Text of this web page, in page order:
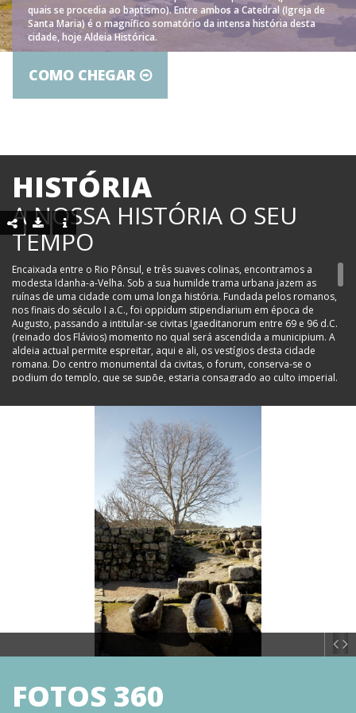
quais se procedia ao baptismo). Entre ambos a Catedral (Igreja de
Santa Maria) é o magnífico somatório da intensa história desta
cidade, hoje Aldeia Histórica.
COMO CHEGAR
HISTÓRIA
A NOSSA HISTÓRIA O SEU
TEMPO
Encaixada entre o Rio Pônsul, e três suaves colinas, encontramos a
modesta Idanha-a-Velha. Sob a sua humilde trama urbana jazem as
ruínas de uma cidade com uma longa história. Fundada pelos romanos,
nos finais do século I a.C., foi oppidum stipendiarium em época de
Augusto, passando a intitular-se civitas Igaeditanorum entre 69 e 96 d.C.
(reinado dos Flávios) momento no qual será ascendida a municipium. A
aldeia actual permite espreitar, aqui e ali, os vestígios desta cidade
romana. Do centro monumental da civitas, o forum, conserva-se o
podium do templo, que se supõe, estaria consagrado ao culto imperial.
conservam importantes vestígios. E é sobre o velho templo que se
construirá, em época medieval, a torre templária. Das casas da cidade
identificaram-se algumas, compostas por um pátio central, e delas se
deixou memória desenhada no pavimento junto à Porta Norte. Por baixo
do antigo Posto de Turismo, e junto à antiga Catedral (Igreja de Santa
Maria) foram surgindo os alinhamentos de outras domus, ainda que
duma delas, por baixo do Arquivo Epigráfico, se pode hoje visitar o
peristylum (pátio central) decorado com afrescos. Fora das muralhas
tardias (século III/IV d.C.) são visíveis os vestígios de umas termas
públicas e a ponte sobre o Pônsul. É esta muralha, construída com
colunas, epígrafes e frisos da cidade imperial, que hoje podemos visitar.
Tinha torres circulares e ao menos duas portas, a Norte e a Sul, esta
última recentemente redescoberta. Pouco tempo depois da construção
desta muralha a cidade, e o seu território, foram integrados no reino
suevo. Em meados do século VI é criada a diocese da Egitânia, nome
pelo qual a cidade passa a ser conhecida. Em 585, com o fim do reino
suevo, inicia o reino visigótico, mantendo a cidade alguma vitalidade. Em
715 Egitânia será tomada pelos muçulmanos, sem que seja claro se aqui
se demoraram. Mas a posição de charneira, entre o mundo cristão e
militares da Reconquista, a posse definitiva dá-se no reinado de D.
Sancho II, que lhe outorga foral em 1229. Pouco tempo depois é doada
FOTOS 360